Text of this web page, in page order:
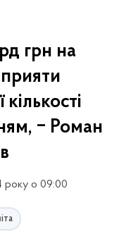
грн на
‒ Роман
року о 09:00